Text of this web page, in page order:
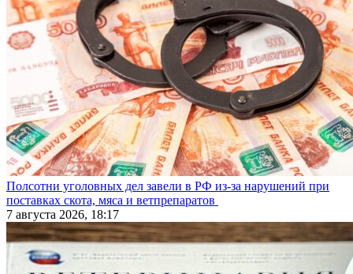
Полсотни уголовных дел завели в РФ из-за нарушений при
поставках скота, мяса и ветпрепаратов
7 августа 2026, 18:17